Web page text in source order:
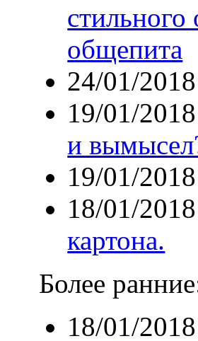
стильного
общепита
24/01/
19/01/
и
19/01/
18/01/
картона.
Более
18/01/